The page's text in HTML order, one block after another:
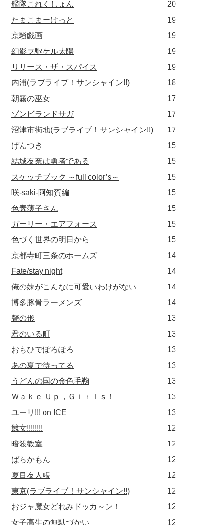
艦隊これくしょん
20
たまこまーけっと
19
京騒戯画
19
幻影ヲ駆ケル太陽
19
リリース・ザ・スパイス
19
内浦(ラブライブ！サンシャイン!!)
18
朝霧の巫女
17
ゾンビランドサガ
17
沼津市街地(ラブライブ！サンシャイン!!)
17
げんつき
15
結城友奈は勇者である
15
スケッチブック ～full color’s～
15
咲-saki-阿知賀編
15
色素薄子さん
15
ガーリー・エアフォース
15
色づく世界の明日から
15
京都寺町三条のホームズ
14
Fate/stay night
14
俺の妹がこんなに可愛いわけがない
14
博多豚骨ラーメンズ
14
聲の形
13
君のいる町
13
おもひでぽろぽろ
13
あの夏で待ってる
13
うどんの国の金色毛鞠
13
Ｗａｋｅ Ｕｐ，Ｇｉｒｌｓ！
13
ユーリ!!! on ICE
13
競女!!!!!!!!
12
暗殺教室
12
ばらかもん
12
夏目友人帳
12
東京(ラブライブ！サンシャイン!!)
12
おジャ魔女どれみドッカ～ン！
12
女子高生の無駄づかい
12